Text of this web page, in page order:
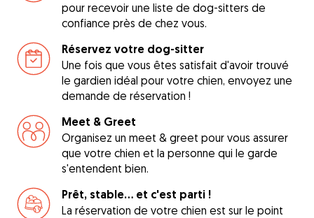
pour recevoir une liste de dog-sitters de
confiance près de chez vous.
Réservez votre dog-sitter
Une fois que vous êtes satisfait d'avoir trouvé
le gardien idéal pour votre chien, envoyez une
demande de réservation !
Meet & Greet
Organisez un meet & greet pour vous assurer
que votre chien et la personne qui le garde
s'entendent bien.
Prêt, stable... et c'est parti !
La réservation de votre chien est sur le point